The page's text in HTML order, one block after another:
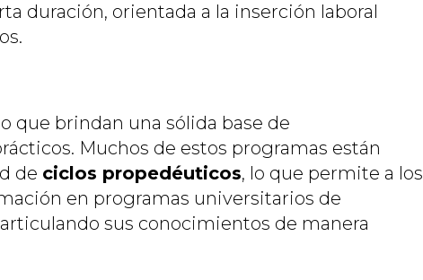
duración, orientada a la inserción laboral
que brindan una sólida base de
Muchos de estos programas están
de ciclos propedéuticos, lo que permite a los
en programas universitarios de
sus conocimientos de manera